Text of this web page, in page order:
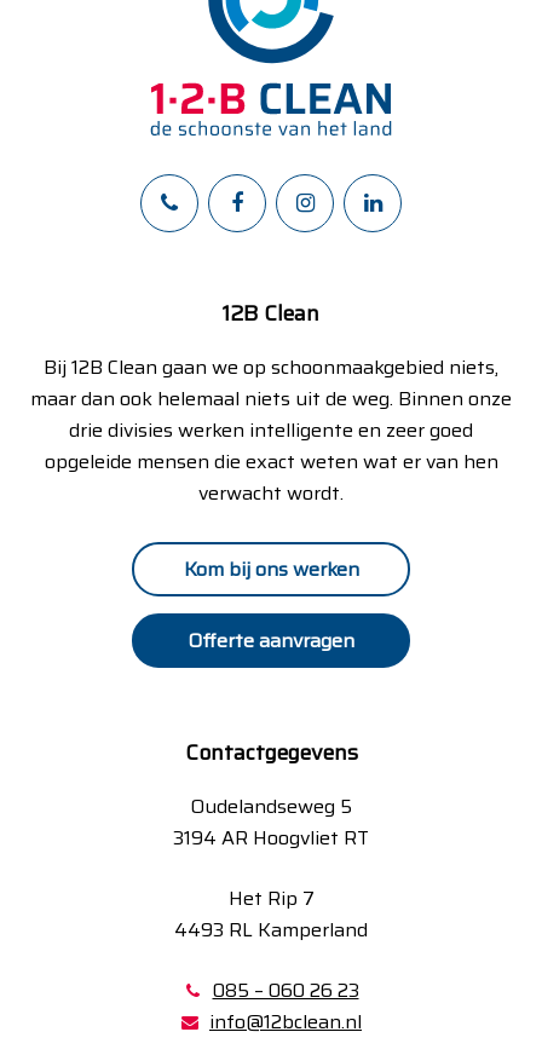
12B Clean
Bij 12B Clean gaan we op schoonmaakgebied niets,
maar dan ook helemaal niets uit de weg. Binnen onze
drie divisies werken intelligente en zeer goed
opgeleide mensen die exact weten wat er van hen
verwacht wordt.
Kom bij ons werken
Offerte aanvragen
Contactgegevens
Oudelandseweg 5
3194 AR Hoogvliet RT
Het Rip 7
4493 RL Kamperland
085 – 060 26 23
info@12bclean.nl